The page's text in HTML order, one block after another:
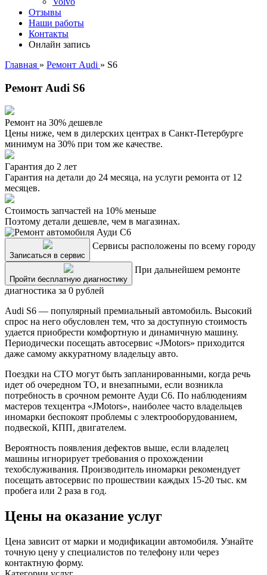
Отзывы
Наши работы
Контакты
Онлайн запись
Главная » Ремонт Audi » S6
Ремонт Audi S6
Ремонт на 30% дешевле
Цены ниже, чем в дилерских центрах в Санкт-Петербурге
минимум на 30% при том же качестве.
Гарантия до 2 лет
Гарантия на детали до 24 месяца, на услуги ремонта от 12
месяцев.
Стоимость запчастей на 10% меньше
Поэтому детали дешевле, чем в магазинах.
Записаться в сервис
Сервисы расположены по всему городу
Пройти бесплатную диагностику
При дальнейшем ремонте
диагностика за 0 рублей
Audi S6 — популярный премиальный автомобиль. Высокий
спрос на него обусловлен тем, что за доступную стоимость
удается приобрести комфортную и динамичную машину.
Периодически посещать автосервис «JMotors» приходится
даже самому аккуратному владельцу авто.
Поездки на СТО могут быть запланированными, когда речь
идет об очередном ТО, и внезапными, если возникла
потребность в срочном ремонте Ауди С6. По наблюдениям
мастеров техцентра «JMotors», наиболее часто владельцев
иномарки беспокоят проблемы с электрооборудованием,
подвеской, КПП, двигателем.
Вероятность появления дефектов выше, если владелец
машины игнорирует требования о прохождении
техобслуживания. Производитель иномарки рекомендует
посещать автосервис по прошествии каждых 15-20 тыс. км
пробега или 2 раза в год.
Цены на оказание услуг
Цена зависит от марки и модификации автомобиля. Узнайте
точную цену у специалистов по телефону или через
контактную форму.